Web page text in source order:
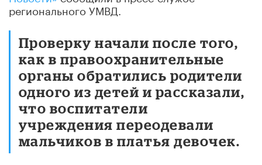
регионального УМВД.
Проверку начали после того,
как в правоохранительные
органы обратились родители
одного из детей и рассказали,
что воспитатели
учреждения переодевали
мальчиков в платья девочек.